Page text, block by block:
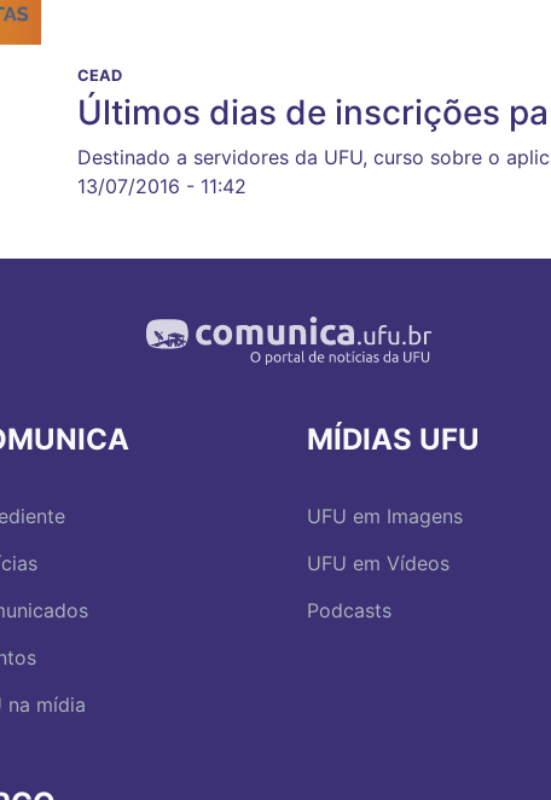
CEAD
Últimos dias de inscrições
Destinado a servidores da UFU, curso sobre o
13/07/2016 - 11:42
na mídia
MÍDIAS UFU
UFU em Imagens
UFU em Vídeos
Podcasts